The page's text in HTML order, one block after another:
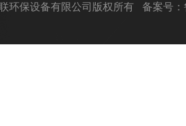
环保设备有限公司版权所有 备案号